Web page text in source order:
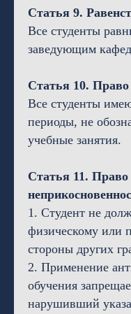
Статья 9.
Все студенты
заведующим
Статья 10.
Все студенты
периоды, не
учебные занятия.
Статья 11.
1. Студент не
физическому или
стороны других
2. Применение
обучения
нарушивший